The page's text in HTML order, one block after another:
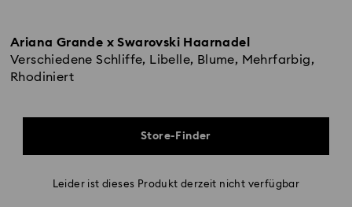
Ariana Grande x Swarovski Haarnadel
Verschiedene Schliffe, Libelle, Blume, Mehrfarbig,
Rhodiniert
Store-Finder
Leider ist dieses Produkt derzeit nicht verfügbar